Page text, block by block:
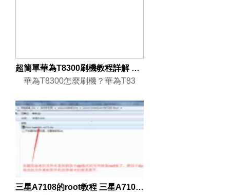
超簡單華為T8300刷機教程詳解 另附刷機包下載
華為T8300怎麼刷機？華為T83
三星A7108的root教程 三星A7108獲取root權限的方法